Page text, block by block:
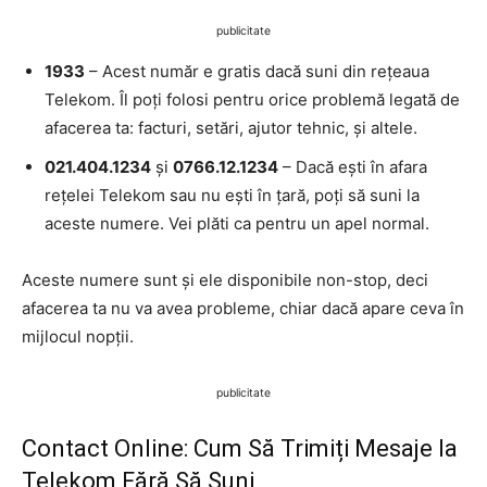
publicitate
1933 – Acest număr e gratis dacă suni din rețeaua
Telekom. Îl poți folosi pentru orice problemă legată de
afacerea ta: facturi, setări, ajutor tehnic, și altele.
021.404.1234 și 0766.12.1234 – Dacă ești în afara
rețelei Telekom sau nu ești în țară, poți să suni la
aceste numere. Vei plăti ca pentru un apel normal.
Aceste numere sunt și ele disponibile non-stop, deci
afacerea ta nu va avea probleme, chiar dacă apare ceva în
mijlocul nopții.
publicitate
Contact Online: Cum Să Trimiți Mesaje la
Telekom Fără Să Suni